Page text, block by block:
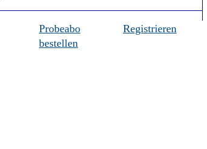
Probeabo
bestellen
Registrieren